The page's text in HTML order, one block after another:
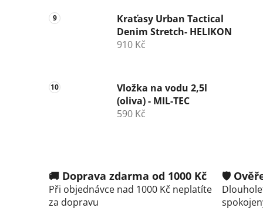
Kraťasy Urban Tactical
Denim Stretch- HELIKON
910 Kč
Vložka na vodu 2,5l
(oliva) - MIL-TEC
590 Kč
🚚 Doprava zdarma od 1000 Kč
Při objednávce nad 1000 Kč neplatíte
za dopravu
🛡️